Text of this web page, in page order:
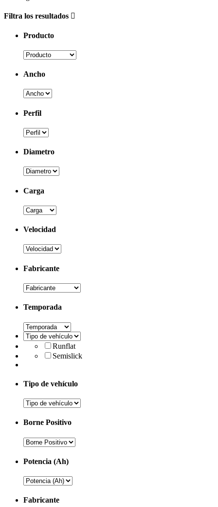
Filtra los resultados
Producto
Ancho
Perfil
Diametro
Carga
Velocidad
Fabricante
Temporada
Runflat
Semislick
Tipo de vehículo
Borne Positivo
Potencia (Ah)
Fabricante